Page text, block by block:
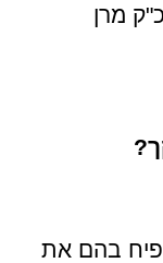
מרן
בהם את